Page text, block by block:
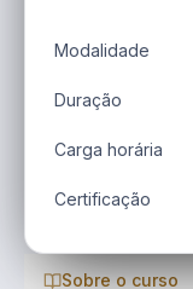
Sobre o curso
Modalidade
Duração
Carga horária
Certificação